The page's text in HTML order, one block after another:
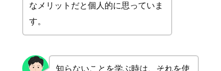
なメリットだと個人的に思っていま
す。
知らないことを学ぶ時は、それを使